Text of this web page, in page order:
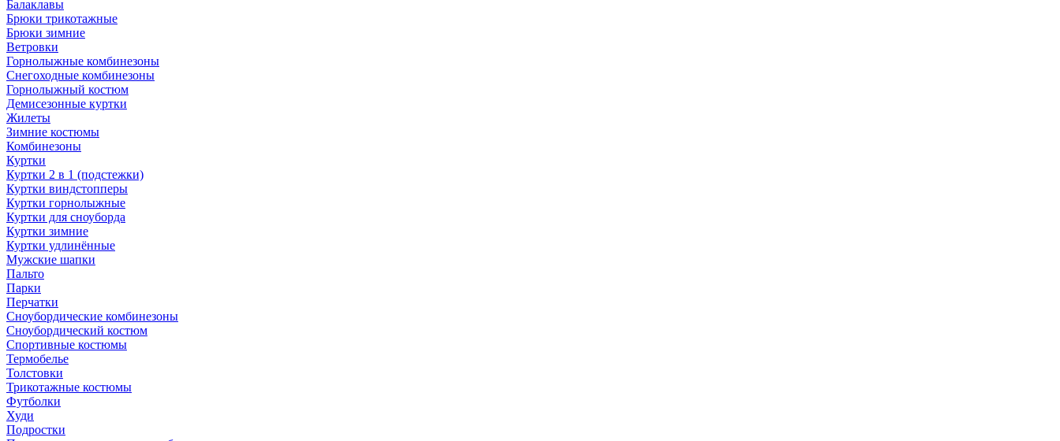
Балаклавы
Брюки трикотажные
Брюки зимние
Ветровки
Горнолыжные комбинезоны
Снегоходные комбинезоны
Горнолыжный костюм
Демисезонные куртки
Жилеты
Зимние костюмы
Комбинезоны
Куртки
Куртки 2 в 1 (подстежки)
Куртки виндстопперы
Куртки горнолыжные
Куртки для сноуборда
Куртки зимние
Куртки удлинённые
Мужские шапки
Пальто
Парки
Перчатки
Сноубордические комбинезоны
Сноубордический костюм
Спортивные костюмы
Термобелье
Толстовки
Трикотажные костюмы
Футболки
Худи
Подростки